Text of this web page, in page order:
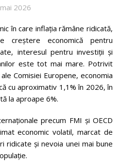
2026
în care inflația rămâne ridicată,
creștere economică pentru
interesul pentru investiții și
este tot mai mare. Potrivit
Comisiei Europene, economia
cu aproximativ 1,1% în 2026, în
la aproape 6%.
precum FMI și OECD
economic volatil, marcat de
ridicate și nevoia unei mai bune